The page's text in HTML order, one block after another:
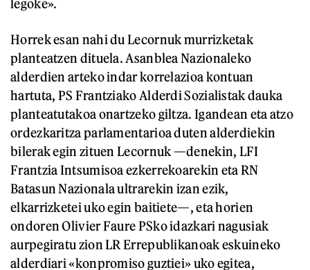
legoke».
Horrek esan nahi du Lecornuk murrizketak
planteatzen dituela. Asanblea Nazionaleko
alderdien arteko indar korrelazioa kontuan
hartuta, PS Frantziako Alderdi Sozialistak dauka
planteatutakoa onartzeko giltza. Igandean eta atzo
ordezkaritza parlamentarioa duten alderdiekin
bilerak egin zituen Lecornuk —denekin, LFI
Frantzia Intsumisoa ezkerrekoarekin eta RN
Batasun Nazionala ultrarekin izan ezik,
elkarrizketei uko egin baitiete—, eta horien
ondoren Olivier Faure PSko idazkari nagusiak
aurpegiratu zion LR Errepublikanoak eskuineko
alderdiari «konpromiso guztiei» uko egitea,